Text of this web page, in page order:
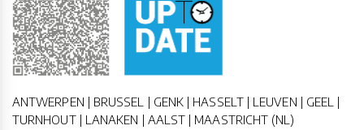
ANTWERPEN | BRUSSEL | GENK | HASSELT | LEUVEN | GEEL |
TURNHOUT | LANAKEN | AALST | MAASTRICHT (NL)